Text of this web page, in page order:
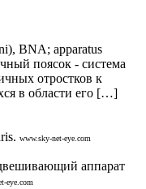
BNA; apparatus
поясок - система
отростков к
в области его […]
www.sky-net-eye.com
аппарат
eye.com